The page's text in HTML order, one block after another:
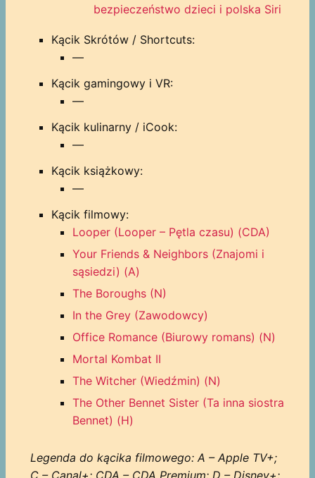
bezpieczeństwo dzieci i polska Siri
Kącik Skrótów / Shortcuts:
—
Kącik gamingowy i VR:
—
Kącik kulinarny / iCook:
—
Kącik książkowy:
—
Kącik filmowy:
Looper (Looper – Pętla czasu) (CDA)
Your Friends & Neighbors (Znajomi i
sąsiedzi) (A)
The Boroughs (N)
In the Grey (Zawodowcy)
Office Romance (Biurowy romans) (N)
Mortal Kombat II
The Witcher (Wiedźmin) (N)
The Other Bennet Sister (Ta inna siostra
Bennet) (H)
Legenda do kącika filmowego: A – Apple TV+;
C – Canal+; CDA – CDA Premium; D – Disney+;